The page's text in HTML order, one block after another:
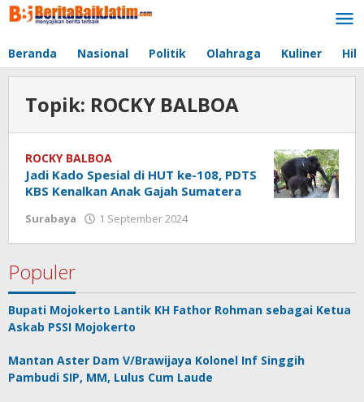
Lewati
ke
Beranda Nasional Politik Olahraga Kuliner
Topik: ROCKY BALBOA
ROCKY BALBOA
Jadi Kado Spesial di HUT ke-108, PDTS
KBS Kenalkan Anak Gajah Sumatera
Surabaya 1 September 2024
Populer
Bupati Mojokerto Lantik KH Fathor Rohman sebagai Ketua
Askab PSSI Mojokerto
Mantan Aster Dam V/Brawijaya Kolonel Inf Singgih
Pambudi SIP, MM, Lulus Cum Laude